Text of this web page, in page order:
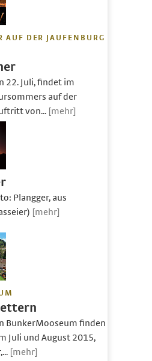
AUF DER JAUFENBURG
22. Juli, findet im
auf der
von... [mehr]
Plangger, aus
[mehr]
BunkerMooseum finden
Juli und August 2015,
[mehr]